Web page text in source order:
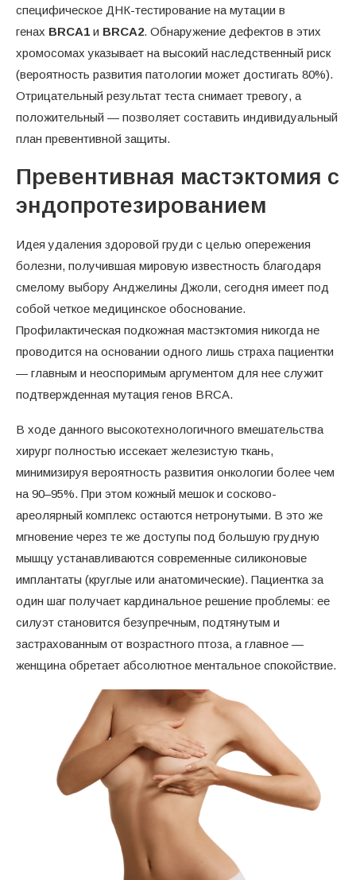
специфическое ДНК-тестирование на мутации в
генах BRCA1 и BRCA2. Обнаружение дефектов в этих
хромосомах указывает на высокий наследственный риск
(вероятность развития патологии может достигать 80%).
Отрицательный результат теста снимает тревогу, а
положительный — позволяет составить индивидуальный
план превентивной защиты.
Превентивная мастэктомия с
эндопротезированием
Идея удаления здоровой груди с целью опережения
болезни, получившая мировую известность благодаря
смелому выбору Анджелины Джоли, сегодня имеет под
собой четкое медицинское обоснование.
Профилактическая подкожная мастэктомия никогда не
проводится на основании одного лишь страха пациентки
— главным и неоспоримым аргументом для нее служит
подтвержденная мутация генов BRCA.
В ходе данного высокотехнологичного вмешательства
хирург полностью иссекает железистую ткань,
минимизируя вероятность развития онкологии более чем
на 90–95%. При этом кожный мешок и сосково-
ареолярный комплекс остаются нетронутыми. В это же
мгновение через те же доступы под большую грудную
мышцу устанавливаются современные силиконовые
имплантаты (круглые или анатомические). Пациентка за
один шаг получает кардинальное решение проблемы: ее
силуэт становится безупречным, подтянутым и
застрахованным от возрастного птоза, а главное —
женщина обретает абсолютное ментальное спокойствие.